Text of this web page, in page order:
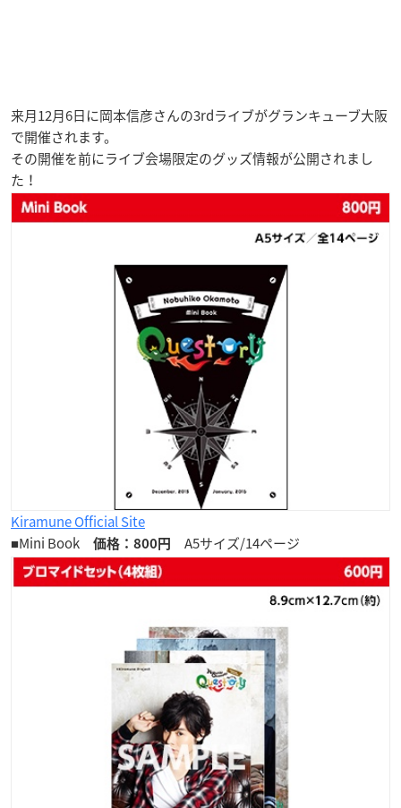
来月12月6日に岡本信彦さんの3rdライブがグランキューブ大阪
で開催されます。
その開催を前にライブ会場限定のグッズ情報が公開されまし
た！
Kiramune Official Site
■Mini Book
価格：800円 A5サイズ/14ページ